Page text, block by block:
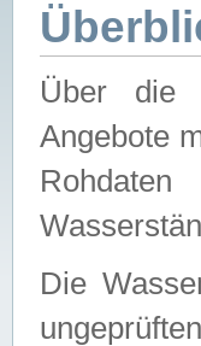
Über die
Angebote
Die